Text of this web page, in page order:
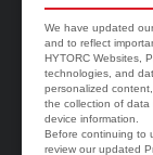
We have updated
and to reflect
HYTORC Websites,
technologies, and
personalized
the collection of
device information.
Before continuing to
review our updated
jGun
速